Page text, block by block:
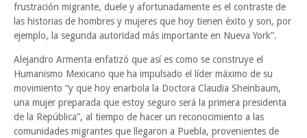
frustración migrante, duele y afortunadamente es el contraste de
las historias de hombres y mujeres que hoy tienen éxito y son, por
ejemplo, la segunda autoridad más importante en Nueva York”.
Alejandro Armenta enfatizó que así es como se construye el
Humanismo Mexicano que ha impulsado el líder máximo de su
movimiento “y que hoy enarbola la Doctora Claudia Sheinbaum,
una mujer preparada que estoy seguro será la primera presidenta
de la República”, al tiempo de hacer un reconocimiento a las
comunidades migrantes que llegaron a Puebla, provenientes de